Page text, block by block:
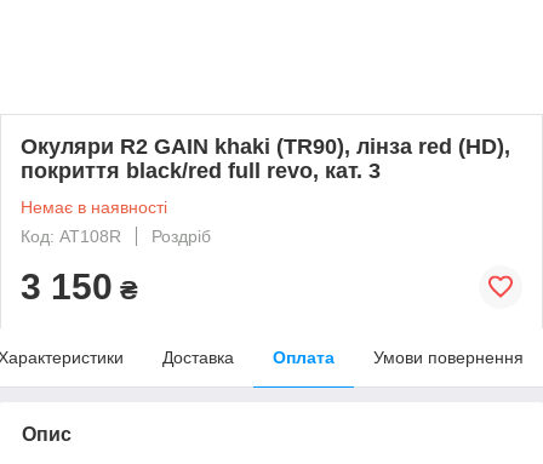
Окуляри R2 GAIN khaki (TR90), лінза red (HD),
покриття black/red full revo, кат. 3
Немає в наявності
Код: AT108R
Роздріб
3 150 ₴
Доставка Оплата Умови повернення
Опис